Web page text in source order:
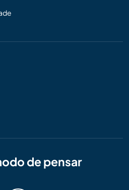
de pensar